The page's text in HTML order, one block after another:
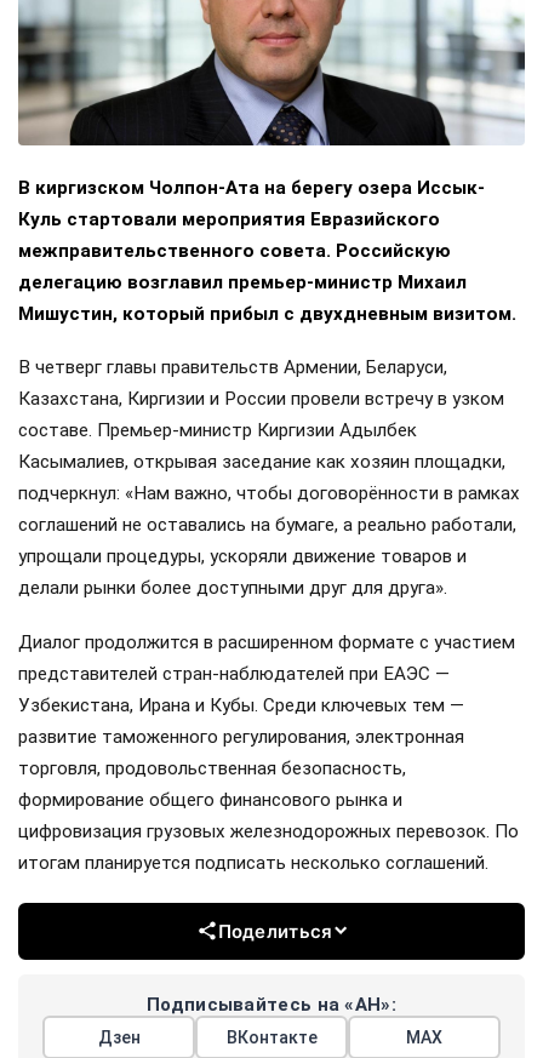
В киргизском Чолпон-Ата на берегу озера Иссык-
Куль стартовали мероприятия Евразийского
межправительственного совета. Российскую
делегацию возглавил премьер-министр Михаил
Мишустин, который прибыл с двухдневным визитом.
В четверг главы правительств Армении, Беларуси,
Казахстана, Киргизии и России провели встречу в узком
составе. Премьер-министр Киргизии Адылбек
Касымалиев, открывая заседание как хозяин площадки,
подчеркнул: «Нам важно, чтобы договорённости в рамках
соглашений не оставались на бумаге, а реально работали,
упрощали процедуры, ускоряли движение товаров и
делали рынки более доступными друг для друга».
Диалог продолжится в расширенном формате с участием
представителей стран-наблюдателей при ЕАЭС —
Узбекистана, Ирана и Кубы. Среди ключевых тем —
развитие таможенного регулирования, электронная
торговля, продовольственная безопасность,
формирование общего финансового рынка и
цифровизация грузовых железнодорожных перевозок. По
итогам планируется подписать несколько соглашений.
Поделиться
Подписывайтесь на «АН»:
Дзен ВКонтакте МАХ